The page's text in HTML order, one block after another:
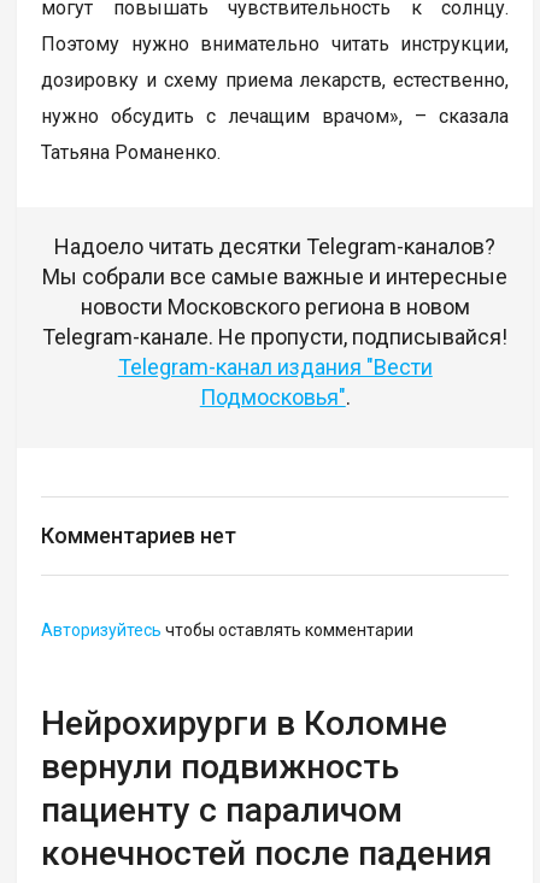
могут повышать чувствительность к солнцу.
Поэтому нужно внимательно читать инструкции,
дозировку и схему приема лекарств, естественно,
нужно обсудить с лечащим врачом», – сказала
Татьяна Романенко.
Надоело читать десятки Telegram-каналов?
Мы собрали все самые важные и интересные
новости Московского региона в новом
Telegram-канале. Не пропусти, подписывайся!
Telegram-канал издания "Вести
Подмосковья".
Комментариев нет
Авторизуйтесь чтобы оставлять комментарии
Нейрохирурги в Коломне
вернули подвижность
пациенту с параличом
конечностей после падения